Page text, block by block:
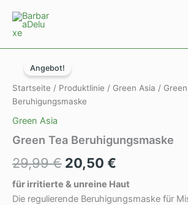
Inhalt
springen
Angebot!
Startseite / Produktlinie / Green Asia /
Beruhigungsmaske
Green Asia
Green Tea Beruhigungsmaske
29,99€
Preis
war:
20,50 €
Preis
für irritierte & unreine Haut
Die regulierende Beruhigungsmaske für